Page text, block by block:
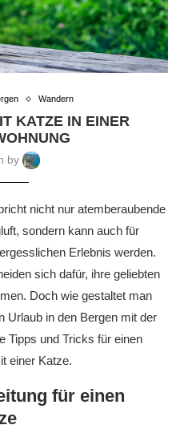
Wandern
KATZE IN EINER
by
nicht nur atemberaubende
sondern kann auch für
Erlebnis werden.
sich dafür, ihre geliebten
Doch wie gestaltet man
Urlaub in den Bergen mit der
Tipps und Tricks für einen
einer Katze.
für einen